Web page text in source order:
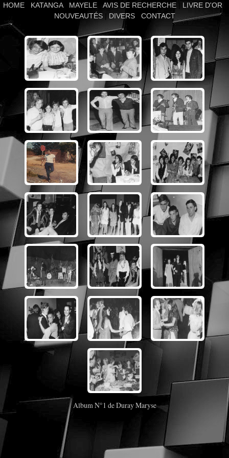
HOME KATANGA| MAYELE| AVIS DE RECHERCHE| LIVRE D'OR
NOUVEAUTÉS| DIVERS| CONTACT
Album N°1 de Duray Maryse